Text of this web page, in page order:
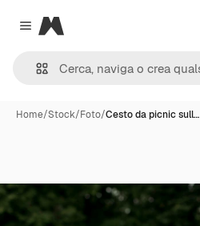
Close menu
Magnific
Home/Stock/Foto/Cesto da picnic sull…